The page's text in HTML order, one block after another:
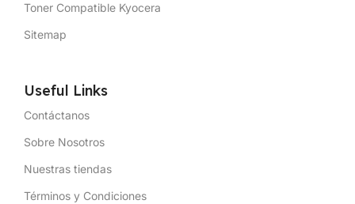
Toner Compatible Kyocera
Sitemap
Useful Links
Contáctanos
Sobre Nosotros
Nuestras tiendas
Términos y Condiciones